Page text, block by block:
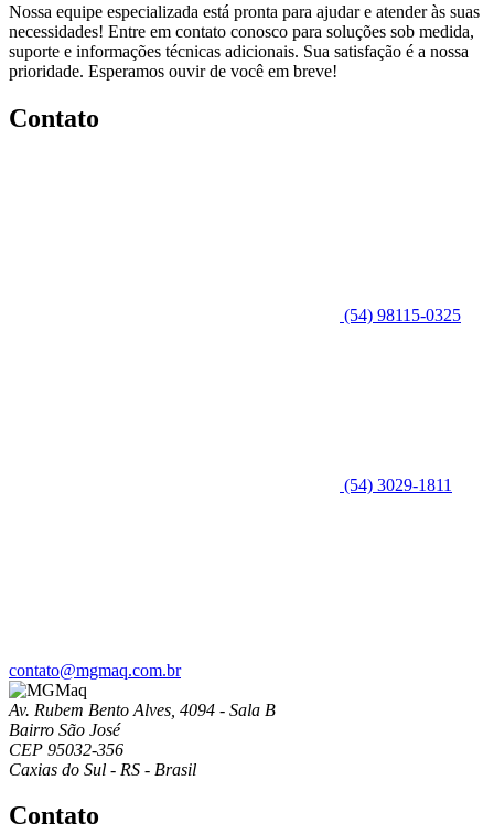
Nossa equipe especializada está pronta para ajudar e atender às suas
necessidades! Entre em contato conosco para soluções sob medida,
suporte e informações técnicas adicionais. Sua satisfação é a nossa
prioridade. Esperamos ouvir de você em breve!
Contato
(54) 98115-0325
(54) 3029-1811
contato@mgmaq.com.br
Av. Rubem Bento Alves, 4094 - Sala B
Bairro São José
CEP 95032-356
Caxias do Sul - RS - Brasil
Contato